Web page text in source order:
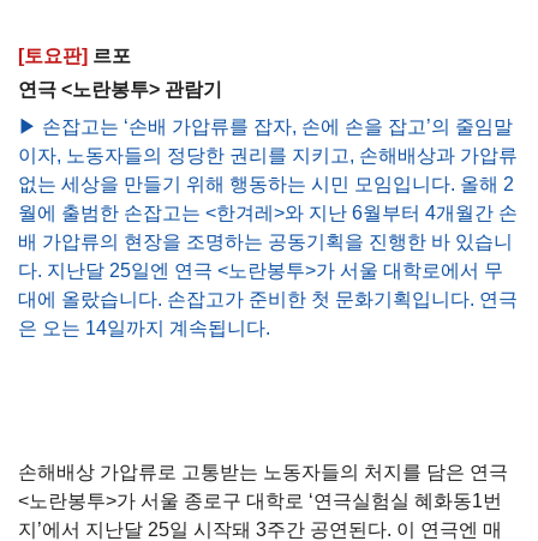
[토요판] 르포
연극 <노란봉투> 관람기
▶ 손잡고는 ‘손배 가압류를 잡자, 손에 손을 잡고’의 줄임말
이자, 노동자들의 정당한 권리를 지키고, 손해배상과 가압류
없는 세상을 만들기 위해 행동하는 시민 모임입니다. 올해 2
월에 출범한 손잡고는 <한겨레>와 지난 6월부터 4개월간 손
배 가압류의 현장을 조명하는 공동기획을 진행한 바 있습니
다. 지난달 25일엔 연극 <노란봉투>가 서울 대학로에서 무
대에 올랐습니다. 손잡고가 준비한 첫 문화기획입니다. 연극
은 오는 14일까지 계속됩니다.
손해배상 가압류로 고통받는 노동자들의 처지를 담은 연극
<노란봉투>가 서울 종로구 대학로 ‘연극실험실 혜화동1번
지’에서 지난달 25일 시작돼 3주간 공연된다. 이 연극엔 매